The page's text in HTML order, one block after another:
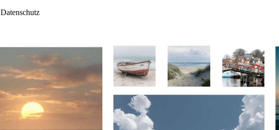
Datenschutz